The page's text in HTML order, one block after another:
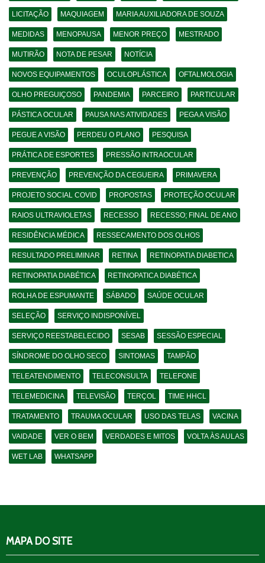
LICITAÇÃO MAQUIAGEM MARIA AUXILIADORA DE SOUZA
MEDIDAS MENOPAUSA MENOR PREÇO MESTRADO
MUTIRÃO NOTA DE PESAR NOTÍCIA
NOVOS EQUIPAMENTOS OCULOPLÁSTICA OFTALMOLOGIA
OLHO PREGUIÇOSO PANDEMIA PARCEIRO PARTICULAR
PÁSTICA OCULAR PAUSA NAS ATIVIDADES PEGA A VISÃO
PEGUE A VISÃO PERDEU O PLANO PESQUISA
PRÁTICA DE ESPORTES PRESSÃO INTRAOCULAR
PREVENÇÃO PREVENÇÃO DA CEGUEIRA PRIMAVERA
PROJETO SOCIAL COVID PROPOSTAS PROTEÇÃO OCULAR
RAIOS ULTRAVIOLETAS RECESSO RECESSO; FINAL DE ANO
RESIDÊNCIA MÉDICA RESSECAMENTO DOS OLHOS
RESULTADO PRELIMINAR RETINA RETINOPATIA DIABETICA
RETINOPATIA DIABÉTICA RETINOPATICA DIABÉTICA
ROLHA DE ESPUMANTE SÁBADO SAÚDE OCULAR
SELEÇÃO SERVIÇO INDISPONÍVEL
SERVIÇO REESTABELECIDO SESAB SESSÃO ESPECIAL
SÍNDROME DO OLHO SECO SINTOMAS TAMPÃO
TELEATENDIMENTO TELECONSULTA TELEFONE
TELEMEDICINA TELEVISÃO TERÇOL TIME HHCL
TRATAMENTO TRAUMA OCULAR USO DAS TELAS VACINA
VAIDADE VER O BEM VERDADES E MITOS VOLTA ÀS AULAS
WET LAB WHATSAPP
MAPA DO SITE